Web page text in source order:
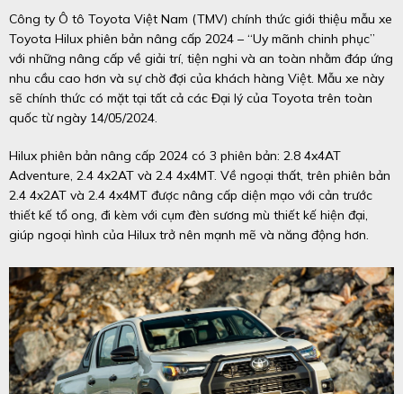
Công ty Ô tô Toyota Việt Nam (TMV) chính thức giới thiệu mẫu xe
Toyota Hilux phiên bản nâng cấp 2024 – “Uy mãnh chinh phục”
với những nâng cấp về giải trí, tiện nghi và an toàn nhằm đáp ứng
nhu cầu cao hơn và sự chờ đợi của khách hàng Việt. Mẫu xe này
sẽ chính thức có mặt tại tất cả các Đại lý của Toyota trên toàn
quốc từ ngày 14/05/2024.
Hilux phiên bản nâng cấp 2024 có 3 phiên bản: 2.8 4x4AT
Adventure, 2.4 4x2AT và 2.4 4x4MT. Về ngoại thất, trên phiên bản
2.4 4x2AT và 2.4 4x4MT được nâng cấp diện mạo với cản trước
thiết kế tổ ong, đi kèm với cụm đèn sương mù thiết kế hiện đại,
giúp ngoại hình của Hilux trở nên mạnh mẽ và năng động hơn.